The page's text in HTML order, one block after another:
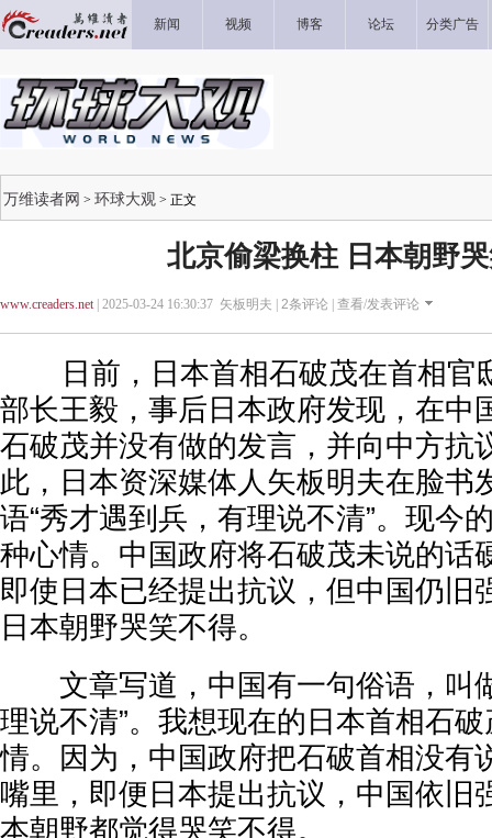
新闻 视频 博客 论坛 分类广告
万维读者网 > 环球大观 > 正文
北京偷梁换柱 日本朝野
www.creaders.net| 2025-03-24 16:30:37 矢板明夫 | 2条评论 | 查看/发表评论
日前，日本首相石破茂在首相官
部长王毅，事后日本政府发现，在中
石破茂并没有做的发言，并向中方抗
此，日本资深媒体人矢板明夫在脸书
语“秀才遇到兵，有理说不清”。现今
种心情。中国政府将石破茂未说的话
即使日本已经提出抗议，但中国仍旧
日本朝野哭笑不得。
文章写道，中国有一句俗语，叫
理说不清”。我想现在的日本首相石
情。因为，中国政府把石破首相没有
嘴里，即便日本提出抗议，中国依旧
本朝野都觉得哭笑不得。